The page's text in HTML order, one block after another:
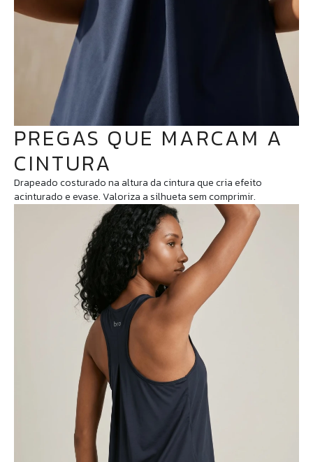
PREGAS QUE MARCAM A
CINTURA
Drapeado costurado na altura da cintura que cria efeito
acinturado e evase. Valoriza a silhueta sem comprimir.